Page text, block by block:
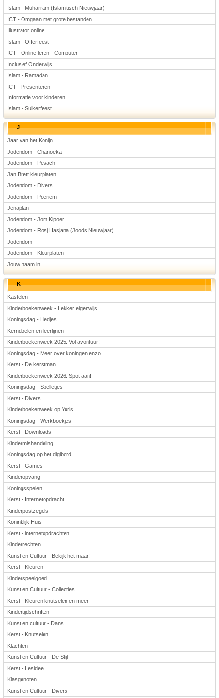
Islam - Muharram (Islamitisch Nieuwjaar)
ICT - Omgaan met grote bestanden
Illustrator online
Islam - Offerfeest
ICT - Online leren - Computer
Inclusief Onderwijs
Islam - Ramadan
ICT - Presenteren
Informatie voor kinderen
Islam - Suikerfeest
J
Jaar van het Konijn
Jodendom - Chanoeka
Jodendom - Pesach
Jan Brett kleurplaten
Jodendom - Divers
Jodendom - Poeriem
Jenaplan
Jodendom - Jom Kipoer
Jodendom - Rosj Hasjana (Joods Nieuwjaar)
Jodendom
Jodendom - Kleurplaten
Jouw naam in ...
K
Kastelen
Kinderboekenweek - Lekker eigenwijs
Koningsdag - Liedjes
Kerndoelen en leerlijnen
Kinderboekenweek 2025: Vol avontuur!
Koningsdag - Meer over koningen enzo
Kerst - De kerstman
Kinderboekenweek 2026: Spot aan!
Koningsdag - Spelletjes
Kerst - Divers
Kinderboekenweek op Yurls
Koningsdag - Werkboekjes
Kerst - Downloads
Kindermishandeling
Koningsdag op het digibord
Kerst - Games
Kinderopvang
Koningsspelen
Kerst - Internetopdracht
Kinderpostzegels
Koninklijk Huis
Kerst - internetopdrachten
Kinderrechten
Kunst en Cultuur - Bekijk het maar!
Kerst - Kleuren
Kinderspeelgoed
Kunst en Cultuur - Collecties
Kerst - Kleuren,knutselen en meer
Kindertijdschriften
Kunst en cultuur - Dans
Kerst - Knutselen
Klachten
Kunst en Cultuur - De Stijl
Kerst - Lesidee
Klasgenoten
Kunst en Cultuur - Divers